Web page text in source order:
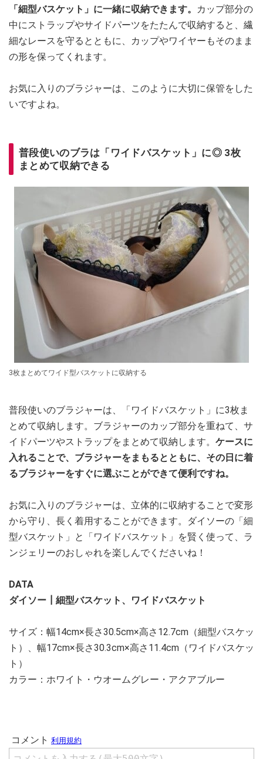
「細型バスケット」に一緒に収納できます。
カップ部分の
中にストラップやサイドパーツをたたんで収納すると、繊
細なレースを守るとともに、カップやワイヤーもそのまま
の形を保ってくれます。
お気に入りのブラジャーは、このように大切に保管をした
いですよね。
普段使いのブラは「ワイドバスケット」に◎ 3枚
まとめて収納できる
3枚まとめてワイド型バスケットに収納する
普段使いのブラジャーは、「ワイドバスケット」に3枚ま
とめて収納します。ブラジャーのカップ部分を重ねて、サ
イドパーツやストラップをまとめて収納します。 ケースに
入れることで、ブラジャーをまもるとともに、その日に着
るブラジャーをすぐに選ぶことができて便利ですね。
お気に入りのブラジャーは、立体的に収納することで変形
から守り、長く着用することができます。ダイソーの「細
型バスケット」と「ワイドバスケット」を賢く使って、ラ
ンジェリーのおしゃれを楽しんでくださいね！
DATA
ダイソー┃細型バスケット、ワイドバスケット
サイズ：幅14cm×長さ30.5cm×高さ12.7cm（細型バスケッ
ト）、幅17cm×長さ30.3cm×高さ11.4cm（ワイドバスケッ
ト）
カラー：ホワイト・ウオームグレー・アクアブルー